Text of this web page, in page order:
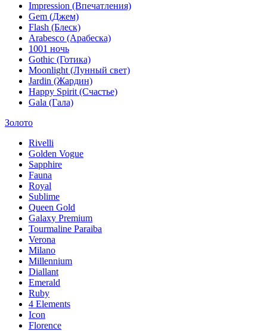
Impression (Впечатления)
Gem (Джем)
Flash (Блеск)
Arabesco (Арабеска)
1001 ночь
Gothic (Готика)
Moonlight (Лунный свет)
Jardin (Жардин)
Happy Spirit (Счастье)
Gala (Гала)
Золото
Rivelli
Golden Vogue
Sapphire
Fauna
Royal
Sublime
Queen Gold
Galaxy Premium
Tourmaline Paraiba
Verona
Milano
Millennium
Diallant
Emerald
Ruby
4 Elements
Icon
Florence